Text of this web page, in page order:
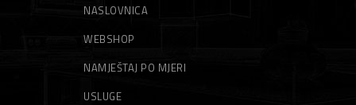
NASLOVNICA
WEBSHOP
NAMJEŠTAJ PO MJERI
USLUGE